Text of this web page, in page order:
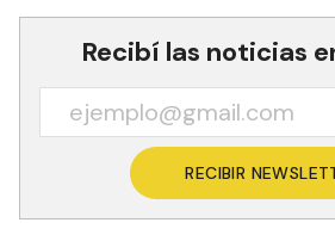
Recibí las noticias
RECIBIR